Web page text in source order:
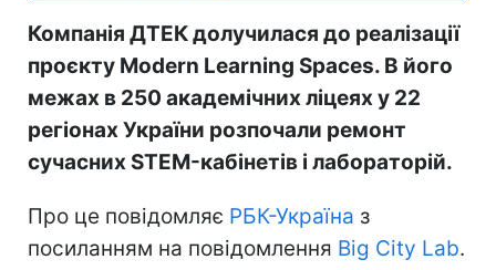
Компанія ДТЕК долучилася до реалізації
проєкту Modern Learning Spaces. В його
межах в 250 академічних ліцеях у 22
регіонах України розпочали ремонт
сучасних STEM-кабінетів і лабораторій.
Про це повідомляє РБК-Україна з
посиланням на повідомлення Big City Lab.